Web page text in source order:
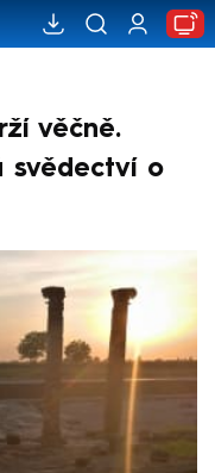
věčně.
svědectví o